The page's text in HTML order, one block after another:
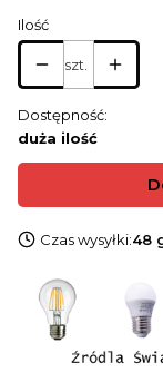
Ilość
szt.
Dostępność:
duża ilość
Czas wysyłki:48